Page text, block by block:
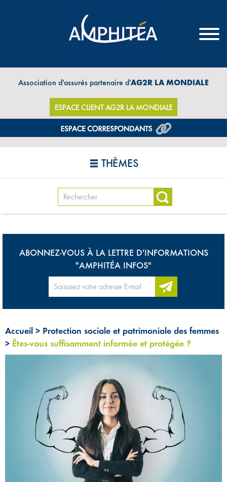
Association d'assurés partenaire d'AG2R LA MONDIALE
ESPACE CLIENT AG2R LA MONDIALE
THÈMES
ABONNEZ-VOUS À LA LETTRE D'INFORMATIONS
"AMPHITÉA INFOS"
Accueil > Protection sociale et patrimoniale des femmes
> Êtes-vous suffisamment informée et protégée ?